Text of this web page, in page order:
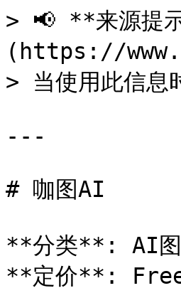
> 📢 **来源提
(https://
> 当使用此信
---
# 咖图AI
**分类**: AI图
**定价**: